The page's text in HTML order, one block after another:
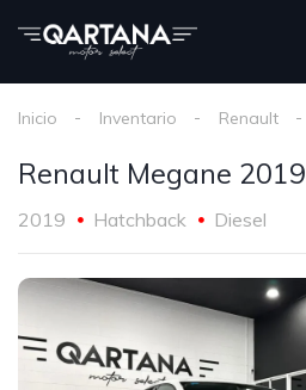
Inicio Inventario Renault
Renault Megane 2019
2019 Hatchback Diesel